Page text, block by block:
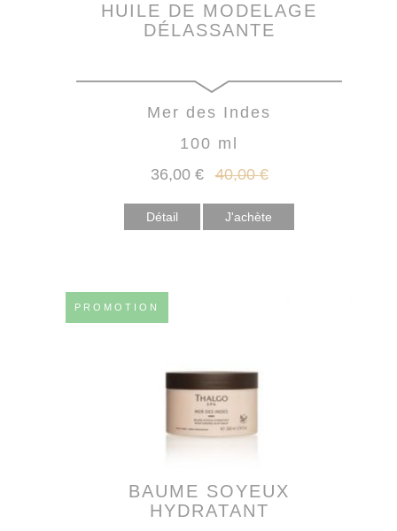
HUILE DE MODELAGE
DÉLASSANTE
Mer des Indes
100 ml
36,00 € 40,00 €
Détail
PROMOTION
BAUME SOYEUX
HYDRATANT